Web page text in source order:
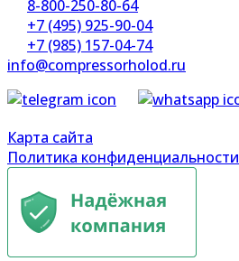
8-800-250-80-64
+7 (495) 925-90-04
+7 (985) 157-04-74
info@compressorholod.ru
Карта сайта
Политика конфиденциальности